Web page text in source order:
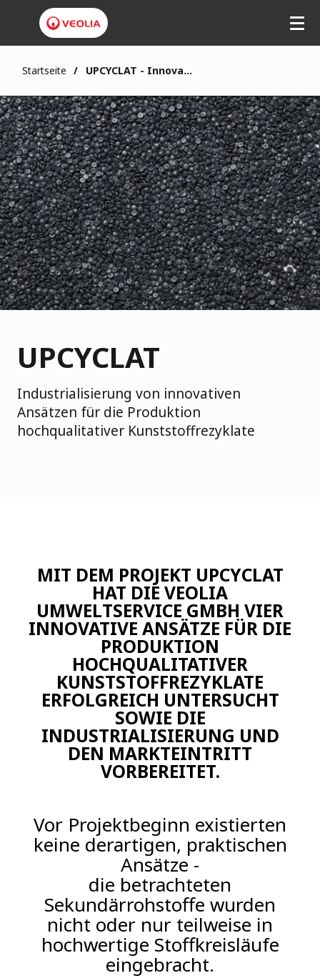
Startseite UPCYCLAT - Innovative Ansätze für die Produktion von Kunststoffrezyklaten
UPCYCLAT
Industrialisierung von innovativen
Ansätzen für die Produktion
hochqualitativer Kunststoffrezyklate
MIT DEM PROJEKT UPCYCLAT
HAT DIE VEOLIA
UMWELTSERVICE GMBH VIER
INNOVATIVE ANSÄTZE FÜR DIE
PRODUKTION
HOCHQUALITATIVER
KUNSTSTOFFREZYKLATE
ERFOLGREICH UNTERSUCHT
SOWIE DIE
INDUSTRIALISIERUNG UND
DEN MARKTEINTRITT
VORBEREITET.
Vor Projektbeginn existierten
keine derartigen, praktischen
Ansätze -
die betrachteten
Sekundärrohstoffe wurden
nicht oder nur teilweise in
hochwertige Stoffkreisläufe
eingebracht.